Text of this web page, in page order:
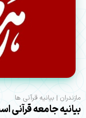
مازندران | بیانیه قرآنی ها
بیانیه جامعه